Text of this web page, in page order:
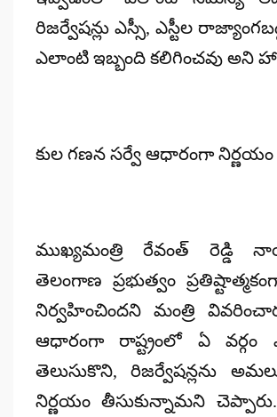
రిజర్వేషన్లు ఎస్సీ, ఎస్టీల
ఎలాంటి ఇబ్బంది కలిగించవు అని
కుల గణన సర్వే ఆధారంగా నిర్ణయం
ముఖ్యమంత్రి రేవంత్ రెడ్డి
తెలంగాణ ప్రభుత్వం
నిర్వహించిందని మంత్రి
ఆధారంగా రాష్ట్రంలో ఏ వర్గం
తెలుసుకొని, రిజర్వేషన్లను
నిర్ణయం తీసుకున్నామని